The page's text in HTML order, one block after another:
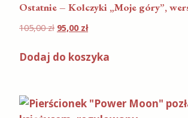
Ostatnie – Kolczyki „Moje góry”,
105,00zł 95,00 zł
Dodaj do koszyka